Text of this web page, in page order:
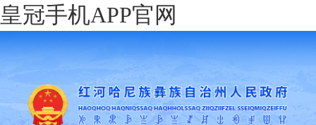
皇冠手机APP官网